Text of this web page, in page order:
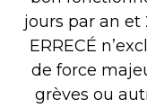
jours par an et
ERRECÉ
de force
grèves ou